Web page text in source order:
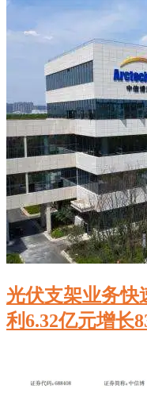
光伏支架业务快
利6.32亿元增长